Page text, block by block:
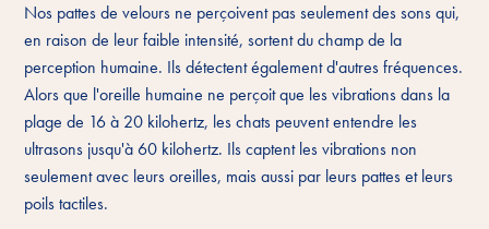
Nos pattes de velours ne perçoivent pas seulement des sons qui,
en raison de leur faible intensité, sortent du champ de la
perception humaine. Ils détectent également d'autres fréquences.
Alors que l'oreille humaine ne perçoit que les vibrations dans la
plage de 16 à 20 kilohertz, les chats peuvent entendre les
ultrasons jusqu'à 60 kilohertz. Ils captent les vibrations non
seulement avec leurs oreilles, mais aussi par leurs pattes et leurs
poils tactiles.